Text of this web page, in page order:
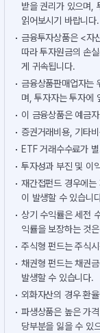
받을 권리가 있으며,
읽어보시기 바랍니다.
금융투자상품은 <자
따라 투자원금의 손
게 귀속됩니다.
금융상품판매업자는
며, 투자자는 투자에
이 금융상품은 예금
증권거래비용, 기타
ETF 거래수수료가
투자성과 부진 및 이
재간접펀드 경우에
이 발생할 수 있습니
상기 수익률은 세전
익률을 보장하는 것
주식형 펀드는 주식
채권형 펀드는 채권
발생할 수 있습니다.
외화자산의 경우 환
파생상품은 높은 가
당부분을 잃을 수 있